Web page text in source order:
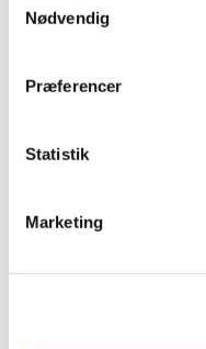
Nødvendig
Præferencer
Statistik
Marketing
december (2)
september (2)
juni (4)
2008 (8)
2006 (9)